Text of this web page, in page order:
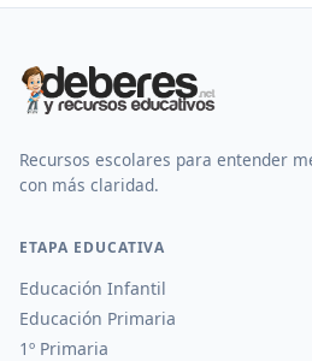
Recursos escolares para entender
con más claridad.
ETAPA EDUCATIVA
Educación Infantil
Educación Primaria
1º Primaria